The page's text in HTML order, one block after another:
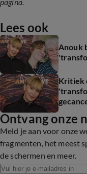
Lees ook
Anouk
Kritiek
Ontvang onze
Meld je aan voor onze
fragmenten, het meest
de schermen en meer.